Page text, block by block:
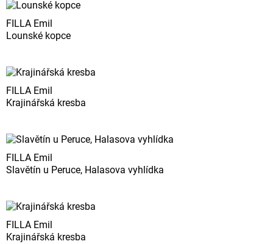
FILLA Emil
Lounské kopce
FILLA Emil
Krajinářská kresba
FILLA Emil
Slavětín u Peruce, Halasova vyhlídka
FILLA Emil
Krajinářská kresba